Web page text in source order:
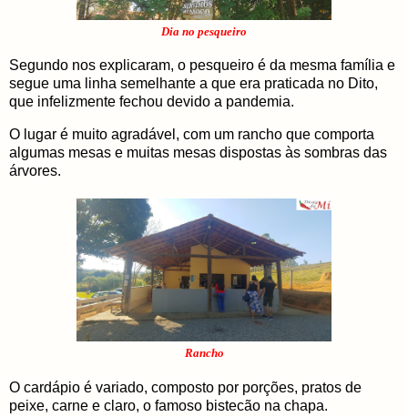
Dia no pesqueiro
Segundo nos explicaram, o pesqueiro é da mesma família e
segue uma linha semelhante a que era praticada no Dito,
que infelizmente fechou devido a pandemia.
O lugar é muito agradável, com um rancho que comporta
algumas mesas e muitas mesas dispostas às sombras das
árvores.
Rancho
O cardápio é variado, composto por porções, pratos de
peixe, carne e claro, o famoso bistecão na chapa.